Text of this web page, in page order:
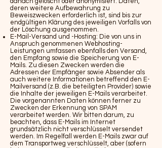
deren weitere Aufbewahrung zu
Beweiszwecken erforderlich ist, sind bis zur
endgültigen Klärung des jeweiligen Vorfalls von
der Löschung ausgenommen.
E-Mail-Versand und -Hosting: Die von uns in
Anspruch genommenen Webhosting-
Leistungen umfassen ebenfalls den Versand,
den Empfang sowie die Speicherung von E-
Mails. Zu diesen Zwecken werden die
Adressen der Empfänger sowie Absender als
auch weitere Informationen betreffend den E-
Mailversand (z.B. die beteiligten Provider) sowie
die Inhalte der jeweiligen E-Mails verarbeitet.
Die vorgenannten Daten können ferner zu
Zwecken der Erkennung von SPAM
verarbeitet werden. Wir bitten darum, zu
beachten, dass E-Mails im Internet
grundsätzlich nicht verschlüsselt versendet
werden. Im Regelfall werden E-Mails zwar auf
dem Transportweg verschlüsselt, aber (sofern